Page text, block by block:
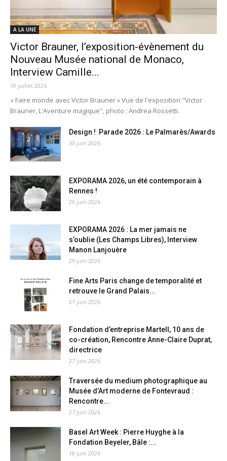
A LA UNE
Victor Brauner, l’exposition-évènement du
Nouveau Musée national de Monaco,
Interview Camille...
10 juillet 2026
« Faire monde avec Victor Brauner » Vue de l'exposition "Victor
Brauner, L'Aventure magique", photo : Andrea Rossetti.
Design ! Parade 2026 : Le Palmarès/Awards
30 juin 2026
EXPORAMA 2026, un été contemporain à
Rennes !
29 juin 2026
EXPORAMA 2026 : La mer jamais ne
s’oublie (Les Champs Libres), Interview
Manon Lanjouère
29 juin 2026
Fine Arts Paris change de temporalité et
retrouve le Grand Palais...
27 juin 2026
Fondation d’entreprise Martell, 10 ans de
co-création, Rencontre Anne-Claire Duprat,
directrice
27 juin 2026
Traversée du medium photographique au
Musée d’Art moderne de Fontevraud :
Rencontre...
27 juin 2026
Basel Art Week : Pierre Huyghe à la
Fondation Beyeler, Bâle :...
18 juin 2026